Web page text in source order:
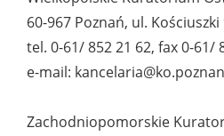
60-967 Poznań, ul. Kościuszki
tel. 0-61/ 852 21 62, fax 0-61/
e-mail:
Zachodniopomorskie